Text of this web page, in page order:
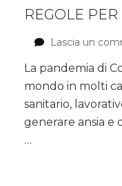
REGOLE PER
Lascia un
La pandemia di
mondo in molti
sanitario,
generare ansia e
…